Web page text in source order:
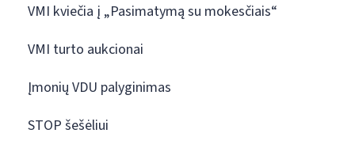
VMI kviečia į „Pasimatymą su mokesčiais“
VMI turto aukcionai
Įmonių VDU palyginimas
STOP šešėliui